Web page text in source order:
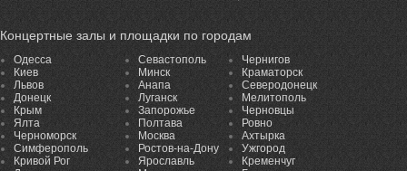
Концертные залы и площадки по городам
Одесса
Киев
Львов
Донецк
Крым
Ялта
Черноморск
Симферополь
Кривой Рог
Севастополь
Минск
Анапа
Луганск
Запорожье
Полтава
Москва
Ростов-на-Дону
Ярославль
Чернигов
Краматорск
Северодонецк
Мелитополь
Черновцы
Ровно
Ахтырка
Ужгород
Кременчуг